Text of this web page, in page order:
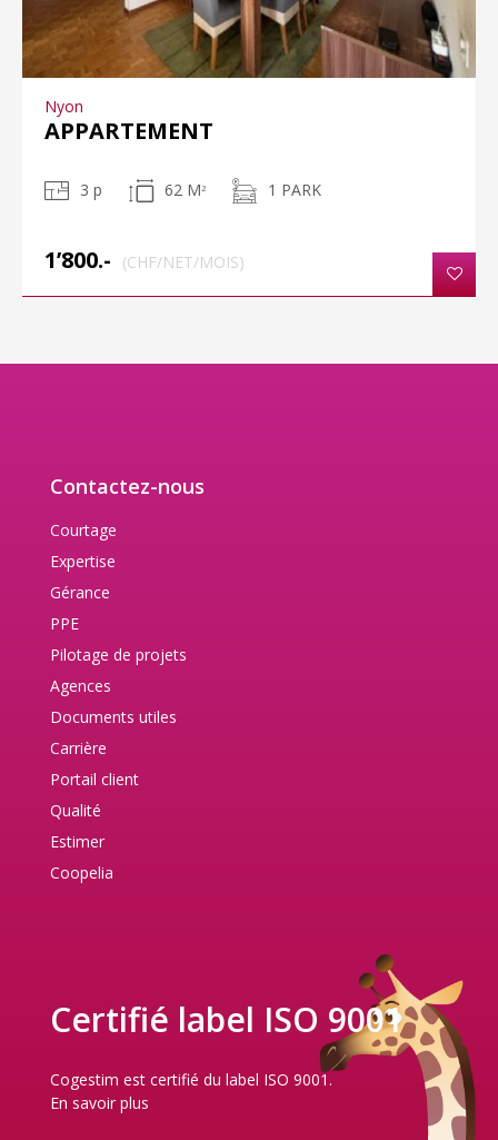
Nyon
APPARTEMENT
3 p 62 M 2 1 PARK
1’800.- (CHF/NET/MOIS)
Contactez-nous
Courtage
Expertise
Gérance
PPE
Pilotage de projets
Agences
Documents utiles
Carrière
Portail client
Qualité
Estimer
Coopelia
Certifié label ISO 9001
Cogestim est certifié du label ISO 9001.
En savoir plus